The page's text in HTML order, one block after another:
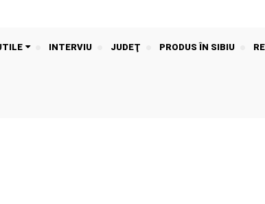
INTERVIU JUDEŢ PRODUS ÎN SIBIU